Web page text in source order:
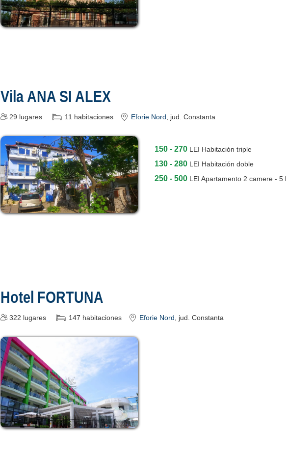
Vila ANA SI ALEX
29 lugares 11 habitaciones Eforie Nord , jud. Constanta
150 - 270 LEI Habitación triple
130 - 280 LEI Habitación doble
250 - 500 LEI Apartamento 2 camere - 5
Hotel FORTUNA
322 lugares 147 habitaciones Eforie Nord , jud. Constanta